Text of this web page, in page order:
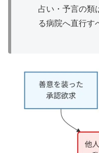
占い・予言の類
る病院へ直行す